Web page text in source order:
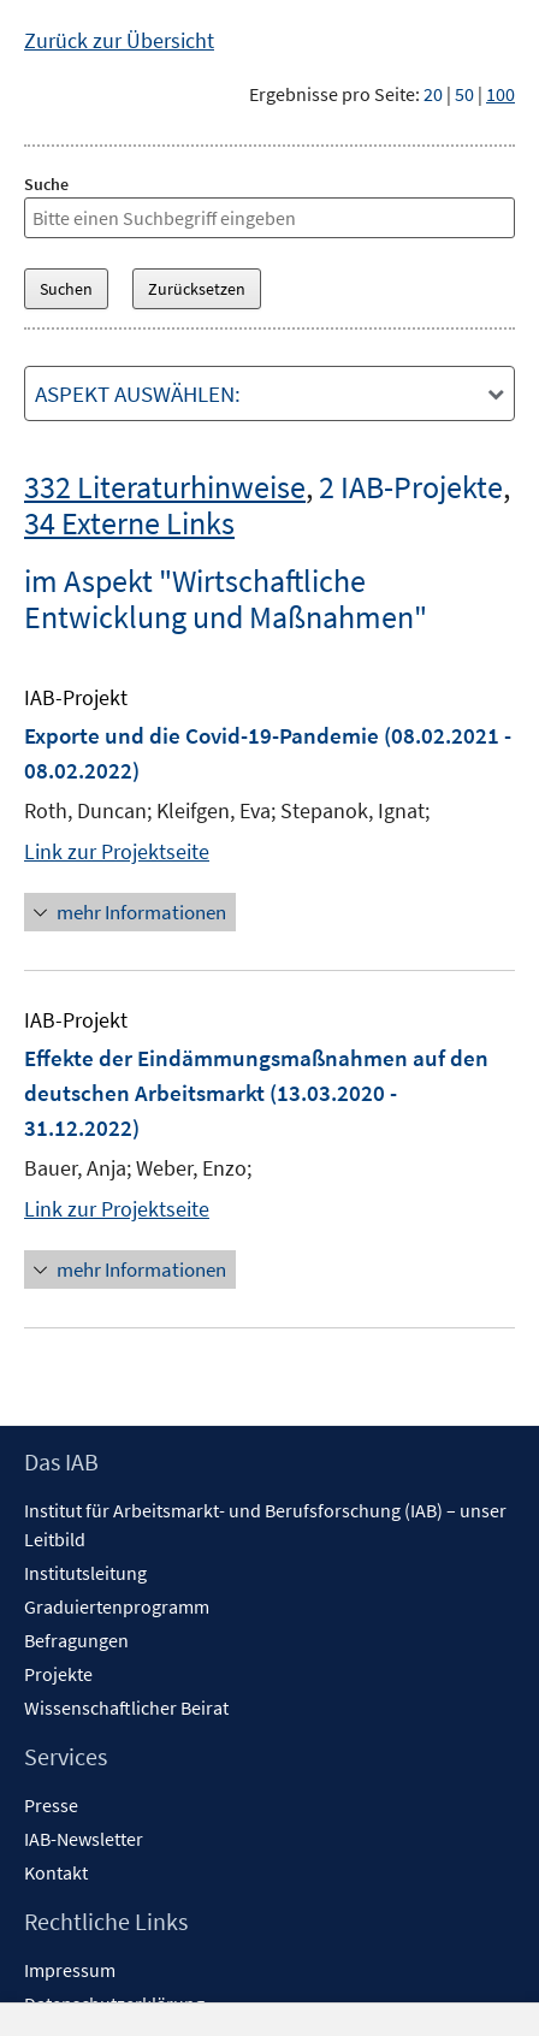
Zurück zur Übersicht
Ergebnisse pro Seite: 20 | 50 | 100
Suche
ASPEKT AUSWÄHLEN:
332 Literaturhinweise,2 IAB-Projekte,
34 Externe Links
im Aspekt "Wirtschaftliche
Entwicklung und Maßnahmen"
IAB-Projekt
Exporte und die Covid-19-Pandemie (08.02.2021 -
08.02.2022)
Roth, Duncan; Kleifgen, Eva; Stepanok, Ignat;
Link zur Projektseite
mehr Informationen
IAB-Projekt
Effekte der Eindämmungsmaßnahmen auf den
deutschen Arbeitsmarkt (13.03.2020 -
31.12.2022)
Bauer, Anja; Weber, Enzo;
Link zur Projektseite
mehr Informationen
Footer
Das IAB
Institut für Arbeitsmarkt- und Berufsforschung (IAB) – unser
Leitbild
Institutsleitung
Graduiertenprogramm
Befragungen
Projekte
Wissenschaftlicher Beirat
Services
Presse
IAB-Newsletter
Kontakt
Rechtliche Links
Impressum
Datenschutzerklärung